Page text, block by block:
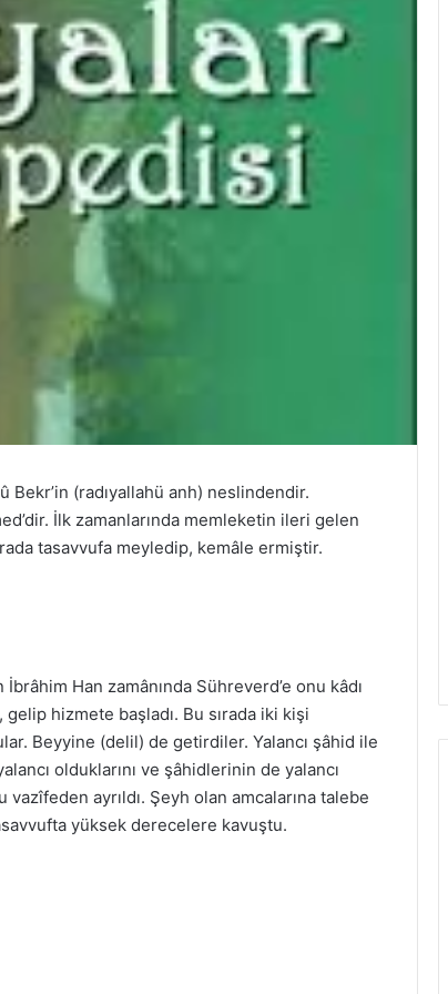
Bekr’in (radıyallahü anh) neslindendir.
İlk zamanlarında memleketin ileri gelen
tasavvufa meyledip, kemâle ermiştir.
Han zamânında Sühreverd’e onu kâdı
hizmete başladı. Bu sırada iki kişi
Beyyine (delil) de getirdiler. Yalancı şâhid ile
olduklarını ve şâhidlerinin de yalancı
ayrıldı. Şeyh olan amcalarına talebe
yüksek derecelere kavuştu.